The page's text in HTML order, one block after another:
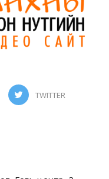
TWITTER